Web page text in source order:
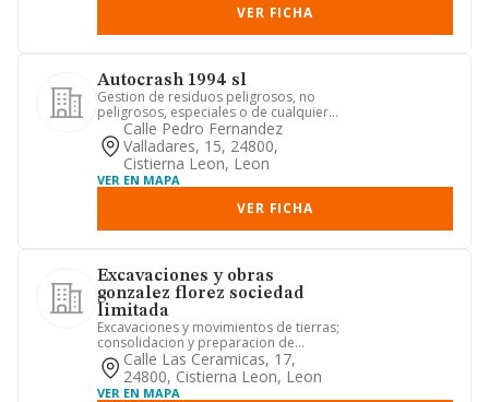
VER FICHA
Autocrash 1994 sl
Gestion de residuos peligrosos, no
peligrosos, especiales o de cualquier
otro tipo; valorizacion de...
Calle Pedro Fernandez
Valladares, 15, 24800,
Cistierna Leon, Leon
VER EN MAPA
VER FICHA
Excavaciones y obras
gonzalez florez sociedad
limitada
Excavaciones y movimientos de tierras;
consolidacion y preparacion de
terrenos; obras civiles de to...
Calle Las Ceramicas, 17,
24800, Cistierna Leon, Leon
VER EN MAPA